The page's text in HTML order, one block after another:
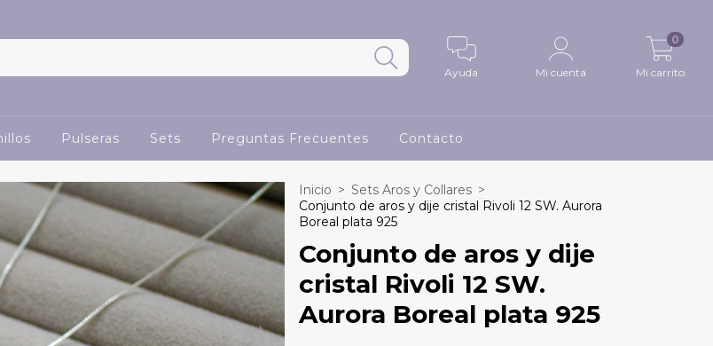
Ayuda Mi cuenta Mi carrito
0
Pulseras Sets Preguntas Frecuentes Contacto
Inicio > Sets Aros y Collares >
Conjunto de aros y dije cristal Rivoli 12 SW. Aurora
Boreal plata 925
Conjunto de aros y dije
cristal Rivoli 12 SW.
Aurora Boreal plata 925